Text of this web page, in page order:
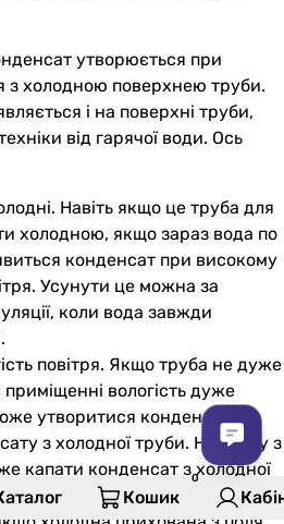
утворюється при
з холодною поверхнею труби.
і на поверхні труби,
від гарячої води. Ось
Навіть якщо це труба для
холодною, якщо зараз вода по
конденсат при високому
Усунути це можна за
коли вода завжди
повітря. Якщо труба не дуже
приміщенні вологість дуже
утворитися конденсат.
з холодної труби. На трубу з
капати конденсат з холодної
що запотіває саме
Кошик